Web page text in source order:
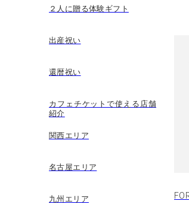
２人に贈る体験ギフト
出産祝い
還暦祝い
カフェチケットで使える店舗
紹介
関西エリア
名古屋エリア
九州エリア